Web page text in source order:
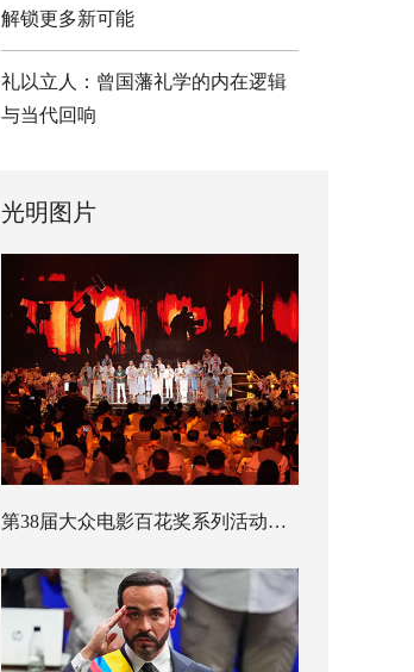
解锁更多新可能
礼以立人：曾国藩礼学的内在逻辑
与当代回响
光明图片
第38届大众电影百花奖系列活动开幕